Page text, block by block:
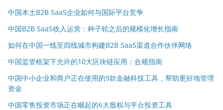
中国本土B2B SaaS企业如何与国际平台竞争
中国B2B SaaS收入运营：种子轮之后的规模化增长指南
如何在中国一线至四线城市构建B2B SaaS渠道合作伙伴网络
中国监管框架下允许的10大区块链应用：合规指南
中国中小企业和商户正在使用的9款金融科技工具，帮助更好地管理
资金
中国零售投资市场正在崛起的6大股权与平台投资工具